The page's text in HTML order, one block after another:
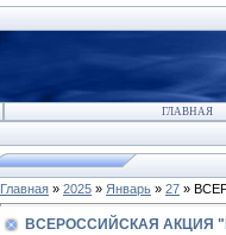
ГЛАВНАЯ
Главная » 2025 » Январь » 27 »
ВСЕРОССИЙСКАЯ АКЦИЯ